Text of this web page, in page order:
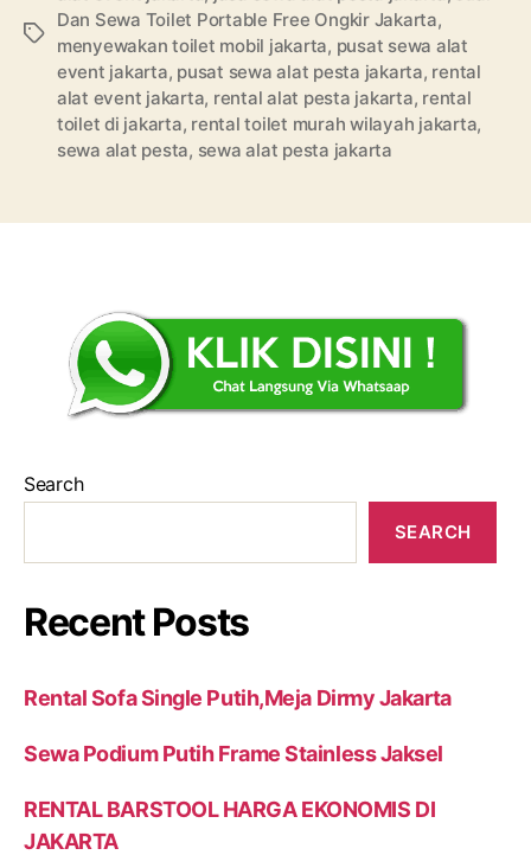
Tags
Dan Sewa Toilet Portable Free Ongkir Jakarta,
menyewakan toilet mobil jakarta, pusat sewa alat
event jakarta, pusat sewa alat pesta jakarta, rental
alat event jakarta, rental alat pesta jakarta, rental
toilet di jakarta, rental toilet murah wilayah jakarta,
sewa alat pesta, sewa alat pesta jakarta
Search
SEARCH
Recent Posts
Rental Sofa Single Putih,Meja Dirmy Jakarta
Sewa Podium Putih Frame Stainless Jaksel
RENTAL BARSTOOL HARGA EKONOMIS DI
JAKARTA